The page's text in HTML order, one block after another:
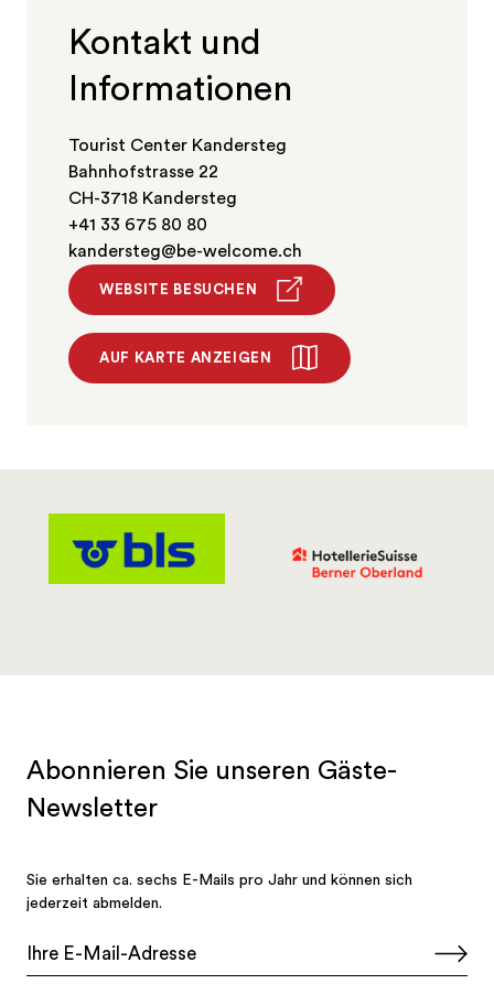
Kontakt und
Informationen
Tourist Center Kandersteg
Bahnhofstrasse 22
CH-3718 Kandersteg
+41 33 675 80 80
kandersteg@be-welcome.ch
WEBSITE BESUCHEN
AUF KARTE ANZEIGEN